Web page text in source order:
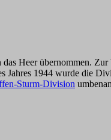
das Heer übernommen.
Jahres 1944 wurde die
Sturm-Division